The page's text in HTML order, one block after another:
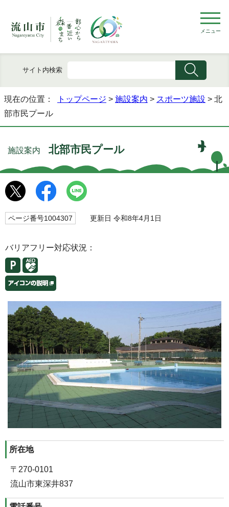
メニュー
サイト内検索
現在の位置： トップページ > 施設案内 > スポーツ施設 > 北
部市民プール
施設案内 北部市民プール
ページ番号1004307 更新日 令和8年4月1日
バリアフリー対応状況：
所在地
〒270-0101
流山市東深井837